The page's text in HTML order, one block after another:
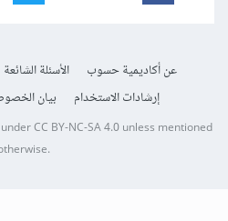
عن أكاديمية حسوب الأسئلة الشائعة
إرشادات الاستخدام
بيان
underCC BY-NC-SA 4.0unless mentioned
otherwise.